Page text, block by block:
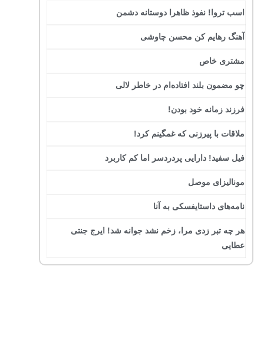
اسب تروا! نفوذ ظاهرا دوستانه دشمن
آهنگ رهایم کن محسن چاوشی
مشتری خاص
چو مضمون بلند افتاده‌ام در خاطر لالی
فرزند زمانه خود بودن!
ملاقات با پیرزنی که غمگینم کرد!
فیل سفید! دارایی پردردسر اما کم کاربرد
مونالیزای موصل
نامه‌های داستایفسکی به آنا
هر چه تبر زدی مرا، زخم نشد جوانه شد! ایرج جنتی
عطایی